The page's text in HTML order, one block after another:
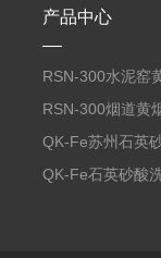
产品中心
RSN-300水泥窑
消除剂
RSN-300烟道黄
除剂销售
QK-Fe苏州石英
剂
QK-Fe石英砂酸